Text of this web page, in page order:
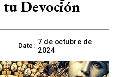
Devoción
Date: 7 de octubre de
2024